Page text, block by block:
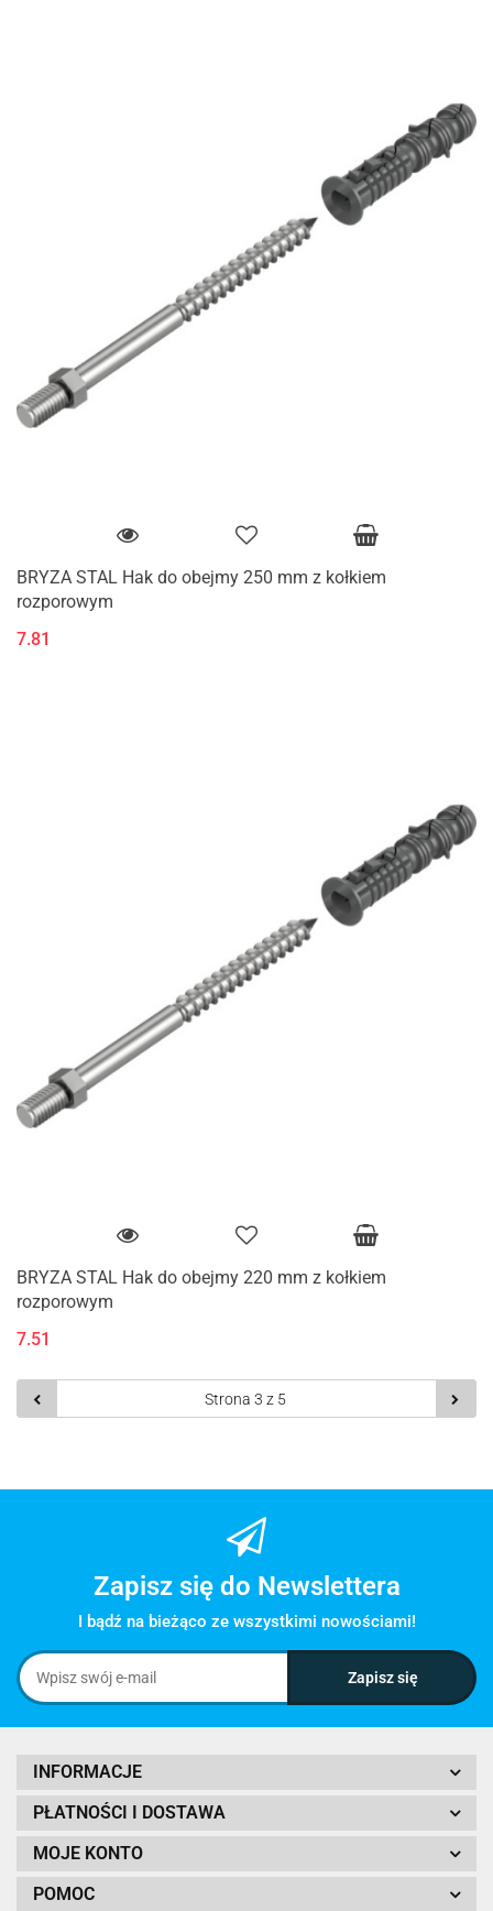
BRYZA STAL Hak do obejmy 250 mm z kołkiem
rozporowym
7.81
BRYZA STAL Hak do obejmy 220 mm z kołkiem
rozporowym
7.51
Zapisz się do Newslettera
I bądź na bieżąco ze wszystkimi nowościami!
INFORMACJE
PŁATNOŚCI I DOSTAWA
MOJE KONTO
POMOC